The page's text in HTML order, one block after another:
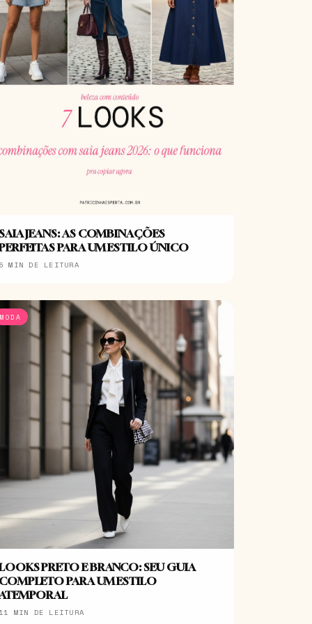
JEANS: AS COMBINAÇÕES
PARA UM ESTILO ÚNICO
MIN DE LEITURA
MODA
PRETO E BRANCO: SEU GUIA
PARA UM ESTILO
MIN DE LEITURA